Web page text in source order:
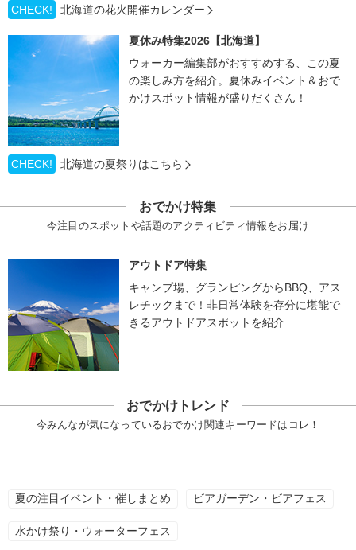
CHECK!
北海道の花火開催カレンダー
夏休み特集2026【北海道】
ウォーカー編集部がおすすめする、この夏
の楽しみ方を紹介。夏休みイベント＆おで
かけスポット情報が盛りだくさん！
CHECK! 北海道の夏祭りはこちら
おでかけ特集
今注目のスポットや話題のアクティビティ情報をお届け
アウトドア特集
キャンプ場、グランピングからBBQ、アス
レチックまで！非日常体験を存分に堪能で
きるアウトドアスポットを紹介
おでかけトレンド
今みんなが気になっているおでかけ関連キーワードはコレ！
夏の注目イベント・催しまとめ ビアガーデン・ビアフェス
水かけ祭り・ウォーターフェス